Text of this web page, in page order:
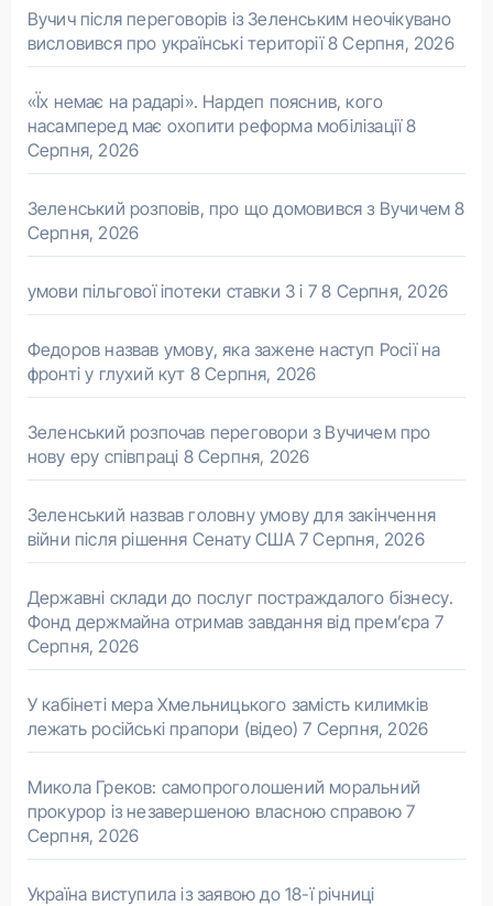
Вучич після переговорів із Зеленським неочікувано
висловився про українські території 8 Серпня, 2026
«Їх немає на радарі». Нардеп пояснив, кого
насамперед має охопити реформа мобілізації 8
Серпня, 2026
Зеленський розповів, про що домовився з Вучичем 8
Серпня, 2026
умови пільгової іпотеки ставки 3 і 7 8 Серпня, 2026
Федоров назвав умову, яка зажене наступ Росії на
фронті у глухий кут 8 Серпня, 2026
Зеленський розпочав переговори з Вучичем про
нову еру співпраці 8 Серпня, 2026
Зеленський назвав головну умову для закінчення
війни після рішення Сенату США 7 Серпня, 2026
Державні склади до послуг постраждалого бізнесу.
Фонд держмайна отримав завдання від прем’єра 7
Серпня, 2026
У кабінеті мера Хмельницького замість килимків
лежать російські прапори (відео) 7 Серпня, 2026
Микола Греков: самопроголошений моральний
прокурор із незавершеною власною справою 7
Серпня, 2026
Україна виступила із заявою до 18-ї річниці